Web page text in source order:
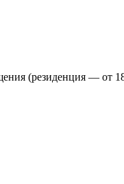
(резиденция — от